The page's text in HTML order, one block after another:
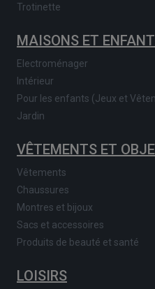
Trotinette
MAISONS ET
Electroménager
Intérieur
Pour les enfants (Jeux et
Jardin
VÊTEMENTS ET
Vêtements
Chaussures
Montres et bijoux
Sacs et accessoires
Produits de beauté et santé
LOISIRS